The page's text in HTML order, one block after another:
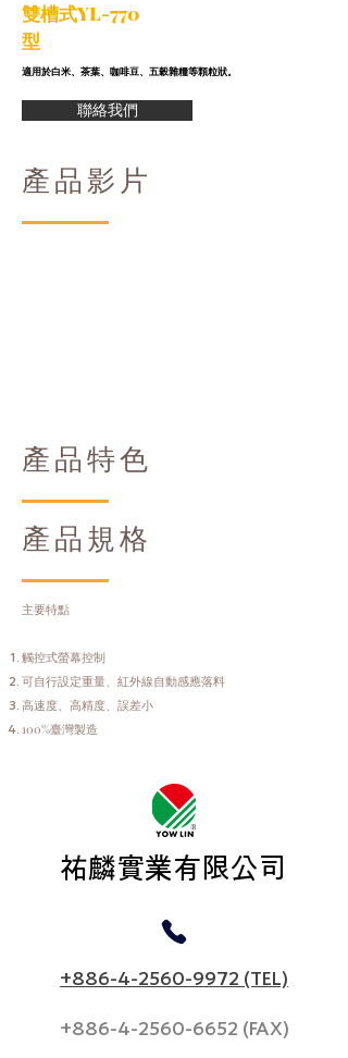
雙槽式YL-770
型
適用於白米、茶葉、咖啡豆、五穀雜糧等顆粒狀。
聯絡我們
產品影片
產品特色
產品規格
主要特點
觸控式螢幕控制
可自行設定重量、紅外線自動感應落料
高速度、高精度、誤差小
100%臺灣製造
​祐麟實業有限公司
+886-4-2560-9972 (TEL)
+886-4-2560-6652 (FAX)